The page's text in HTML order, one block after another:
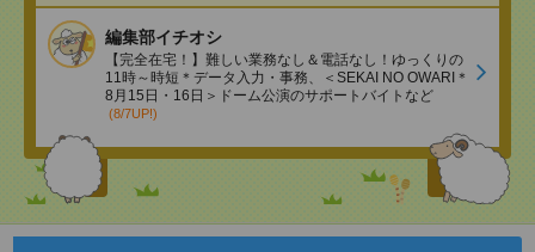
編集部イチオシ
【完全在宅！】難しい業務なし＆電話なし！ゆっくりの
11時～時短＊データ入力・事務、＜SEKAI NO OWARI＊
8月15日・16日＞ドーム公演のサポートバイトなど
(8/7UP!)